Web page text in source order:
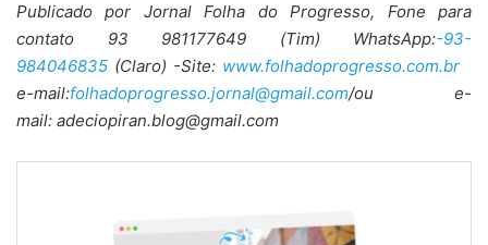
Publicado por Jornal Folha do Progresso, Fone para
contato 93 981177649 (Tim) WhatsApp:-93-
984046835 (Claro) -Site: www.folhadoprogresso.com.br
e-mail:folhadoprogresso.jornal@gmail.com/ou e-
mail: adeciopiran.blog@gmail.com